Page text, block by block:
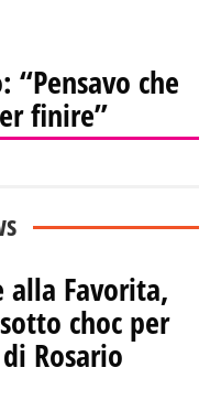
“Pensavo che
finire”
alla Favorita,
choc per
Rosario